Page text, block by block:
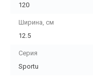
120
Ширина, см
12.5
Серия
Sportu